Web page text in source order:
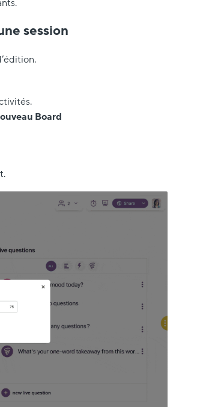
session
Board